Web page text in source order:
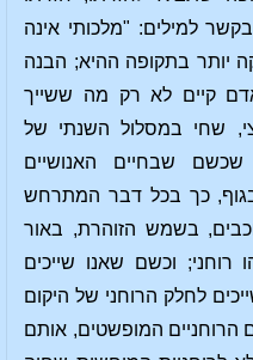
למילים: "מלכותי אינה
יותר בתקופה ההיא; הבנה
קיים לא רק מה ששייך
שחי במסלול השנתי של
שבחיים האנושיים
בגוף, כך בכל דבר המתרחש
בשמש הזוהרת, באור
רוחני; וכשם שאנו שייכים
לחלק הרוחני של היקום
הרוחניים המופשטים, אותם